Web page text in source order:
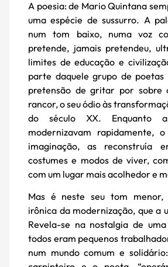
A poesia: de Mario Quintana
uma espécie de sussurro. A
num tom baixo, numa voz
pretende, jamais pretendeu,
limites de educação e
parte daquele grupo de
pretensão de gritar por sobre
rancor, o seu ódio às
do século XX. Enquanto
modernizavam rapidamente,
imaginação, as reconstruía
costumes e modos de viver,
com um lugar mais acolhedor e
Mas é neste seu tom menor,
irônica da modernização, que a
Revela-se na nostalgia de
todos eram pequenos
num mundo comum e